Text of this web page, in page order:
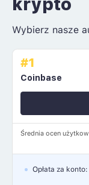
Wybierz nasze
#1
Coinbase
Średnia ocen
Opłata za konto: